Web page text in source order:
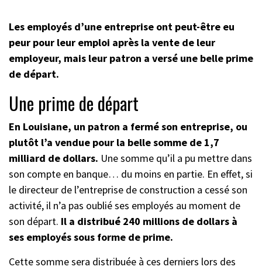
Les employés d’une entreprise ont peut-être eu
peur pour leur emploi après la vente de leur
employeur, mais leur patron a versé une belle prime
de départ.
Une prime de départ
En Louisiane, un patron a fermé son entreprise, ou
plutôt l’a vendue pour la belle somme de 1,7
milliard de dollars. Une somme qu’il a pu mettre dans
son compte en banque… du moins en partie. En effet, si
le directeur de l’entreprise de construction a cessé son
activité, il n’a pas oublié ses employés au moment de
son départ. Il a distribué 240 millions de dollars à
ses employés sous forme de prime.
Cette somme sera distribuée à ces derniers lors des